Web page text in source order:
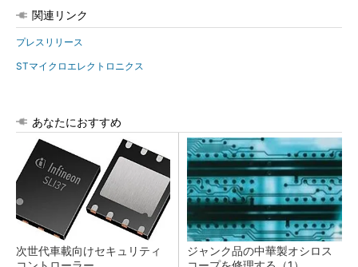
関連リンク
プレスリリース
STマイクロエレクトロニクス
あなたにおすすめ
次世代車載向けセキュリティ
ジャンク品の中華製オシロス